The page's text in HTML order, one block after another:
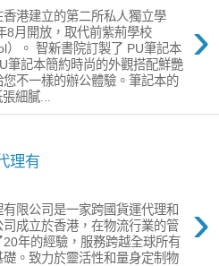
›
港建立的第二所私人獨立學
8月開放，取代前紫荊學校
）。 智新書院訂製了 PU筆記本
筆記本簡約時尚的外觀搭配鮮艷
不一樣的辦公體驗。筆記本的
細膩...
理有
›
限公司是一家跨國貨運代理和
成立於香港，在物流行業的管
年的經驗，服務跨越全球所有
。致力於靈活性和量身定制物